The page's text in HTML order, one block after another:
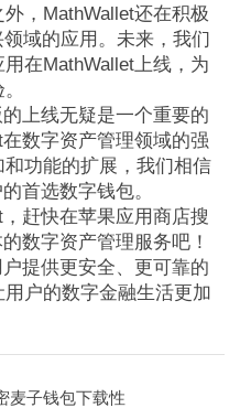
，MathWallet还在积极
域的应用。未来，我们
在MathWallet上线，为
上线无疑是一个重要的
数字资产管理领域的强
功能的扩展，我们相信
首选数字钱包。
赶快在苹果应用商店搜
数字资产管理服务吧！
提供更安全、更可靠的
户的数字金融生活更加
麦子钱包下载性